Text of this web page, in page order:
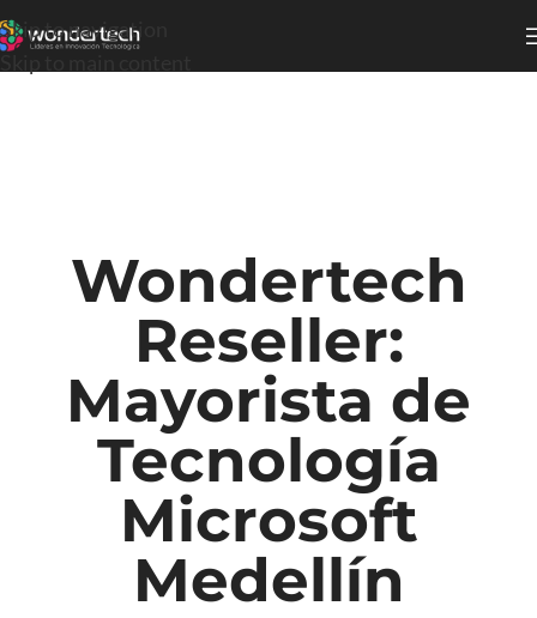
Skip to navigation
Wondertech
Reseller:
Mayorista de
Tecnología
Microsoft
Medellín